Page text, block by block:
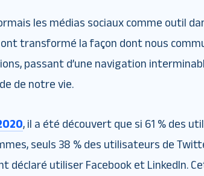
les médias sociaux comme outil
transformé la façon dont nous
passant d’une navigation
de notre vie.
, il a été découvert que si 61 % des
seuls 38 % des utilisateurs de
déclaré utiliser Facebook et LinkedIn.